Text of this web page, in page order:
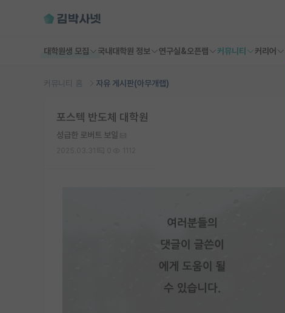
대학원생 모집 국내대학원 정보 연구실&오픈랩 커뮤니티 커리어
커뮤니티 홈 자유 게시판(아무개랩)
포스텍 반도체 대학원
성급한 로버트 보일